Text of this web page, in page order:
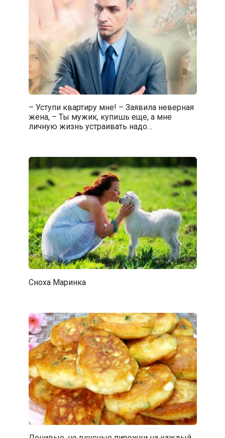
– Уступи квартиру мне! – Заявила неверная
жена, – Ты мужик, купишь еще, а мне
личную жизнь устраивать надо…
Сноха Маринка